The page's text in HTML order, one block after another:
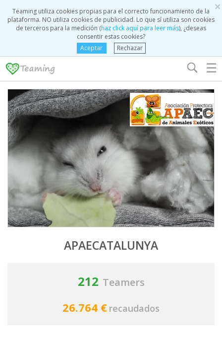
×
Teaming utiliza cookies propias para el correcto funcionamiento de la
plataforma. NO utiliza cookies de publicidad. Lo que sí utiliza son cookies
de terceros para la medición (haz click aquí para leer más), ¿deseas
consentir estas cookies?
Aceptar
Rechazar
☰
APAECATALUNYA
212 Teamers
26.764 € recaudados